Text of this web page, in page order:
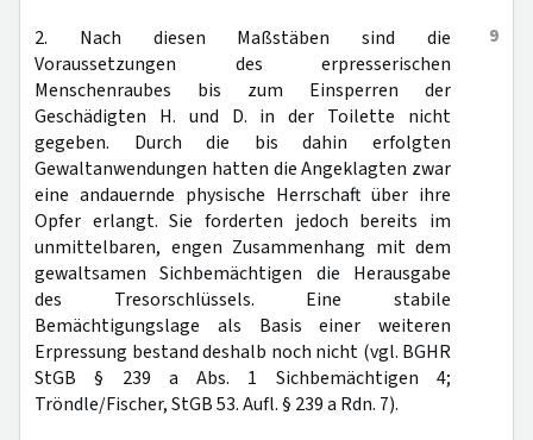
9
2. Nach diesen Maßstäben sind die
Voraussetzungen des erpresserischen
Menschenraubes bis zum Einsperren der
Geschädigten H. und D. in der Toilette nicht
gegeben. Durch die bis dahin erfolgten
Gewaltanwendungen hatten die Angeklagten zwar
eine andauernde physische Herrschaft über ihre
Opfer erlangt. Sie forderten jedoch bereits im
unmittelbaren, engen Zusammenhang mit dem
gewaltsamen Sichbemächtigen die Herausgabe
des Tresorschlüssels. Eine stabile
Bemächtigungslage als Basis einer weiteren
Erpressung bestand deshalb noch nicht (vgl. BGHR
StGB § 239 a Abs. 1 Sichbemächtigen 4;
Tröndle/Fischer, StGB 53. Aufl. § 239 a Rdn. 7).